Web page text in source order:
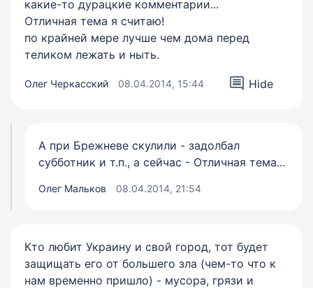
какие-то дурацкие комментарии...
Отличная тема я считаю!
по крайней мере лучше чем дома перед
теликом лежать и ныть.
Олег Черкасский 08.04.2014, 15:44 Hide
А при Брежневе скулили - задолбал
субботник и т.п., а сейчас - Отличная тема...
Олег Мальков 08.04.2014, 21:54
Кто любит Украину и свой город, тот будет
защищать его от большего зла (чем-то что к
нам временно пришло) - мусора, грязи и